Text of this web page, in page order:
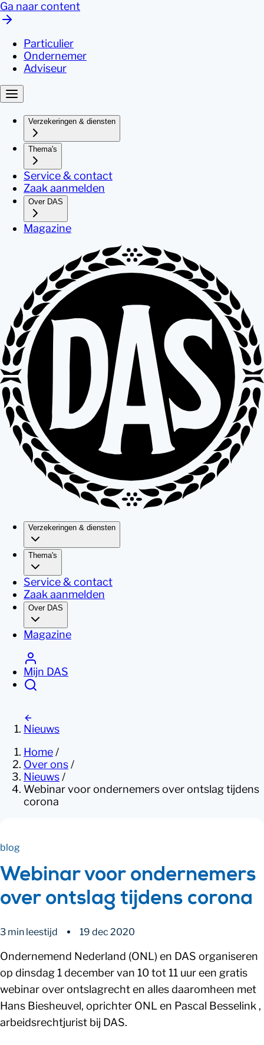
Ga naar content
Particulier
Ondernemer
Adviseur
Verzekeringen & diensten
Thema's
Service & contact
Zaak aanmelden
Over DAS
Magazine
Verzekeringen & diensten
Thema's
Service & contact
Zaak aanmelden
Over DAS
Magazine
Mijn DAS
Nieuws
Home /
Over ons /
Nieuws /
Webinar voor ondernemers over ontslag tijdens
corona
blog
Webinar voor ondernemers
over ontslag tijdens corona
3 min leestijd 19 dec 2020
Ondernemend Nederland (ONL) en DAS organiseren
op dinsdag 1 december van 10 tot 11 uur een gratis
webinar over ontslagrecht en alles daaromheen met
Hans Biesheuvel, oprichter ONL en Pascal Besselink ,
arbeidsrechtjurist bij DAS.